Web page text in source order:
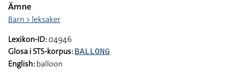
Ämne
Barn > leksaker
Lexikon-ID:04946
Glosa i STS-korpus: BALLONG
English:balloon